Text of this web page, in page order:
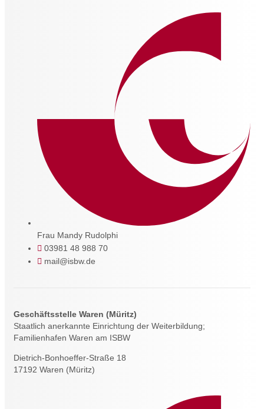
Frau Mandy Rudolphi
03981 48 988 70
mail@isbw.de
Geschäftsstelle Waren (Müritz)
Staatlich anerkannte Einrichtung der Weiterbildung;
Familienhafen Waren am ISBW
Dietrich-Bonhoeffer-Straße 18
17192 Waren (Müritz)